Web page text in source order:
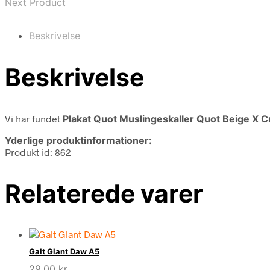
Beskrivelse
Beskrivelse
Vi har fundet Plakat Quot Muslingeskaller Quot Beige X
Yderlige produktinformationer:
Produkt id: 862
Relaterede varer
Galt Glant Daw A5